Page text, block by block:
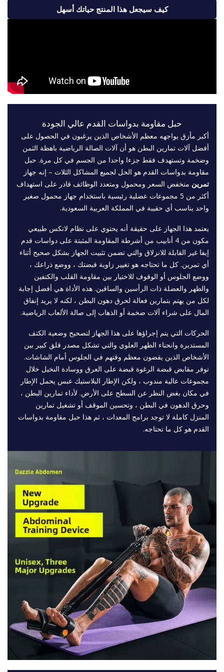
كيف سيجعل هذا المنتج حياتك أسهل
حبل مقاومة بدواسات القدم عالي الجودة
أكبر مأزق يواجهه معظم الأشخاص الذين يرغبون في الحصول على
أفضل آلات تمارين البطن هو أن آلات الصالة الرياضية باهظة الثمن
وضخمة وتستهدف فقط جزءا واحدا من الجسم في كل مرة. حبل
مقاومة بدواسات القدم هو الحل لجميع المشاكل الثلاث – إنه جهاز
تمرين منخفض السعر ومحمول ومتعدد الوظائف قادر على استهداف
أكثر من 5 مجموعات عضلية رئيسية باستخدام جهاز محمول صغير
واحد يناسب أي حقيبة في المملكة العربية السعودية.
يعتمد هذا الجهاز على حقيقة أنه يحتوي على نظام لاتكس طبيعي
مكون من 4 أنابيب من أشرطة المقاومة المثبتة على دواسات قدم
إيفا غير القابلة للانزلاق والتي تضمن تثبيت الجهاز بشكل صحيح أثناء
أي تمرين. كل ما تحتاجه هو تغيير زاوية قبضتك ، ووضع ذراعك ،
ووضع الجلوس أو الوقوف للاختيار بين مقاومة القلب والكتفين
والظهر والعضلة ذات الرأسين والساقين. هذه الأداة هي أفضل إجابة
لكل من يهتم بتمارين فعالة لحرق دهون البطن ، لكنه لا يريد إنفاق
المال على شراء آلات ضخمة أو الذهاب إلى صالة الألعاب الرياضية.
الحركات التي يتم إجراؤها على هذا الجهاز لتصحيح وضعية الكتف
المستديرة وانحناء الظهر العلوي والتي تشكل مصدر قلق كبير بين
الأشخاص الذين يقضون معظم وقتهم في الجلوس أمام الشاشات.
توفر مقابض قبضة الرغوة قبضة على العرق ووسادة النخيل خلال
مجموعات عالية مندوب ، ولكن الإطار البلاستيك عبس يحمل الإطار
في مكان بغض النظر عن السطح على الأرض. لأداء تمارين البطن ،
وحرق الدهون في البطن ، وتحسين الموقف أو تشغيل تمارين
المنزل كاملة لا توجد برامج المعدات ، ثم هذا حبل مقاومة بدواسات
القدم هو كل ما تحتاجه.